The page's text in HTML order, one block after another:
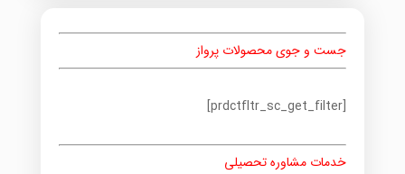
جست و جوی محصولات پرواز
[prdctfltr_sc_get_filter]
خدمات مشاوره تحصیلی